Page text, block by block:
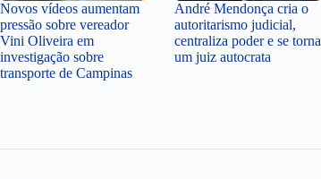
Novos vídeos aumentam
pressão sobre vereador
Vini Oliveira em
investigação sobre
transporte de Campinas
André Mendonça cria o
autoritarismo judicial,
centraliza poder e se torna
um juiz autocrata